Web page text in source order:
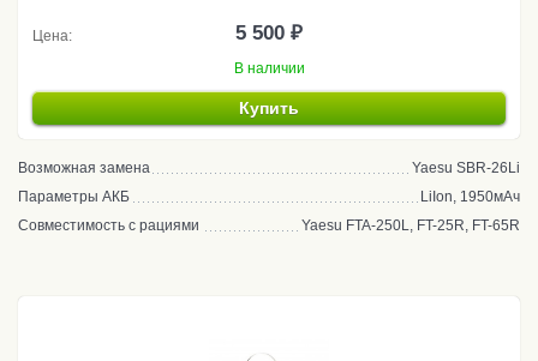
Цена: 5 500 ₽
В наличии
Купить
Возможная замена
Yaesu SBR-26Li
Параметры АКБ
LiIon, 1950мАч
Совместимость с рациями
Yaesu FTA-250L, FT-25R, FT-65R